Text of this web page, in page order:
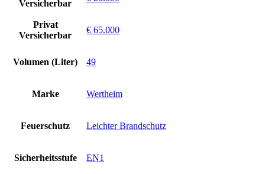
Versicherbar
Privat
Versicherbar
€ 65.000
Volumen (Liter) 49
Marke Wertheim
Feuerschutz Leichter Brandschutz
Sicherheitsstufe EN1